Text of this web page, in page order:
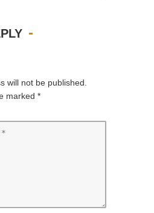
will not be published.
marked *